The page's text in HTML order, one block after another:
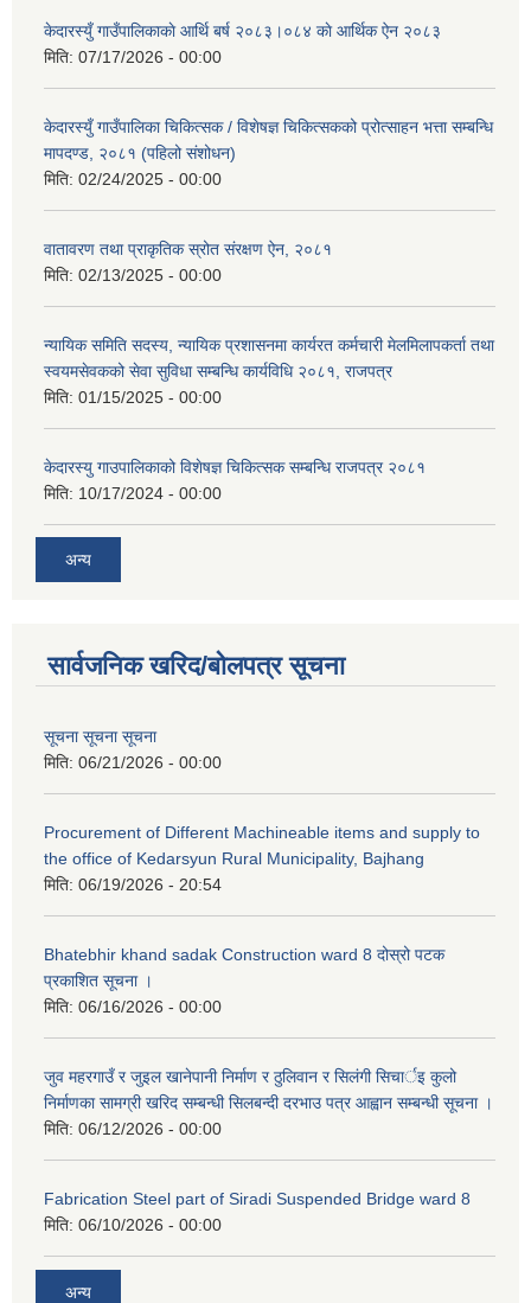
केदारस्युँ गाउँपालिकाकाे आर्थि बर्ष २०८३।०८४ काे आर्थिक ऐन २०८३
मिति: 07/17/2026 - 00:00
केदारस्युँ गाउँपालिका चिकित्सक / विशेषज्ञ चिकित्सकको प्रोत्साहन भत्ता सम्बन्धि
मापदण्ड, २०८१ (पहिलो संशोधन)
मिति: 02/24/2025 - 00:00
वातावरण तथा प्राकृतिक स्रोत संरक्षण ऐन, २०८१
मिति: 02/13/2025 - 00:00
न्यायिक समिति सदस्य, न्यायिक प्रशासनमा कार्यरत कर्मचारी मेलमिलापकर्ता तथा
स्वयमसेवकको सेवा सुविधा सम्बन्धि कार्यविधि २०८१, राजपत्र
मिति: 01/15/2025 - 00:00
केदारस्यु गाउपालिकाको विशेषज्ञ चिकित्सक सम्बन्धि राजपत्र २०८१
मिति: 10/17/2024 - 00:00
अन्य
सार्वजनिक खरिद/बोलपत्र सूचना
सूचना सूचना सूचना
मिति: 06/21/2026 - 00:00
Procurement of Different Machineable items and supply to
the office of Kedarsyun Rural Municipality, Bajhang
मिति: 06/19/2026 - 20:54
Bhatebhir khand sadak Construction ward 8 दोस्रो पटक
प्रकाशित सूचना ।
मिति: 06/16/2026 - 00:00
जुव महरगाउँ र जुइल खानेपानी निर्माण र ठुलिवान र सिलंगी सिचार्इ कुलो
निर्माणका सामग्री खरिद सम्बन्धी सिलबन्दी दरभाउ पत्र आह्वान सम्बन्धी सूचना ।
मिति: 06/12/2026 - 00:00
Fabrication Steel part of Siradi Suspended Bridge ward 8
मिति: 06/10/2026 - 00:00
अन्य